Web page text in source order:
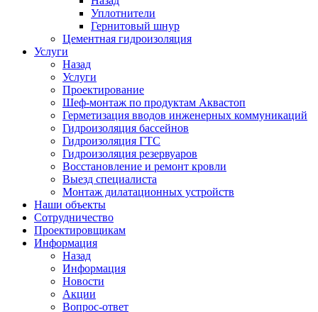
Уплотнители
Гернитовый шнур
Цементная гидроизоляция
Услуги
Назад
Услуги
Проектирование
Шеф-монтаж по продуктам Аквастоп
Герметизация вводов инженерных коммуникаций
Гидроизоляция бассейнов
Гидроизоляция ГТС
Гидроизоляция резервуаров
Восстановление и ремонт кровли
Выезд специалиста
Монтаж дилатационных устройств
Наши объекты
Сотрудничество
Проектировщикам
Информация
Назад
Информация
Новости
Акции
Вопрос-ответ